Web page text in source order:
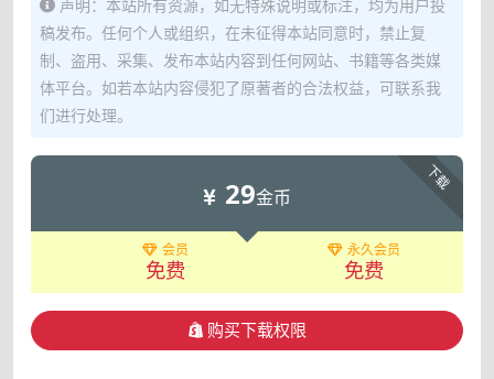
声明：本站所有资源，如无特殊说明或标注，均为用户投
稿发布。任何个人或组织，在未征得本站同意时，禁止复
制、盗用、采集、发布本站内容到任何网站、书籍等各类媒
体平台。如若本站内容侵犯了原著者的合法权益，可联系我
们进行处理。
下载
29金币
会员
免费
永久会员
免费
购买下载权限